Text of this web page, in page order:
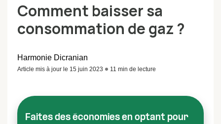
Comment baisser sa
consommation de gaz ?
Harmonie Dicranian
Article mis à jour le 15 juin 2023 11 min de lecture
Faites des économies en optant pour